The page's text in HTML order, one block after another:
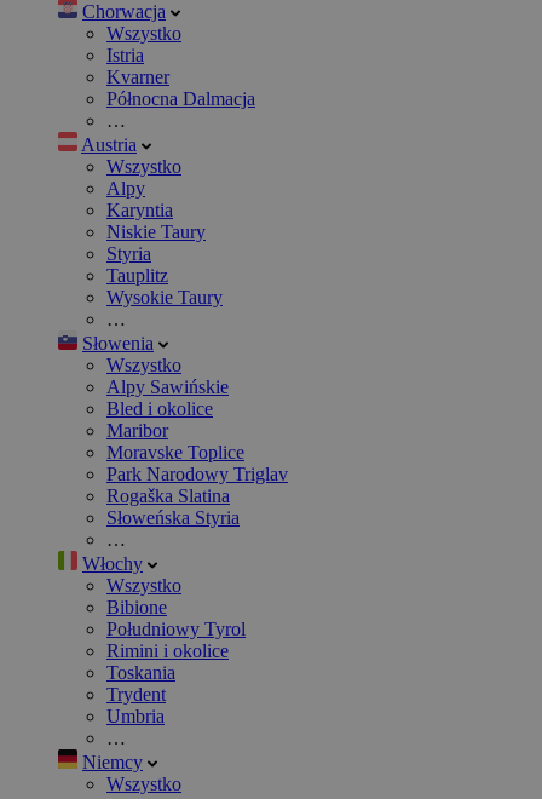
Chorwacja
Wszystko
Istria
Kvarner
Północna Dalmacja
…
Austria
Wszystko
Alpy
Karyntia
Niskie Taury
Styria
Tauplitz
Wysokie Taury
…
Słowenia
Wszystko
Alpy Sawińskie
Bled i okolice
Maribor
Moravske Toplice
Park Narodowy Triglav
Rogaška Slatina
Słoweńska Styria
…
Włochy
Wszystko
Bibione
Południowy Tyrol
Rimini i okolice
Toskania
Trydent
Umbria
…
Niemcy
Wszystko